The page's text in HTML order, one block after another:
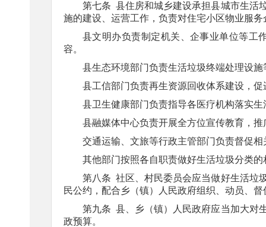
第七条县住房和城乡建设承担县城市生活
施的建设、运营工作，负责对住宅小区物业服务
县文明办负责制定机关、企事业单位等工
容。
县生态环境部门负责生活垃圾终端处理设
县工信部门负责再生资源回收体系建设，
县卫生健康部门负责指导各医疗机构落实
县融媒体中心负责开展全方位宣传教育，
交通运输、文旅等行政主管部门负责督促
其他部门按照各自职责做好生活垃圾分类的
第八条社区、村民委员会应当做好生活垃
民公约，配合乡（镇）人民政府组织、动员、
第九条县、乡（镇）人民政府应当加大对
政预算。